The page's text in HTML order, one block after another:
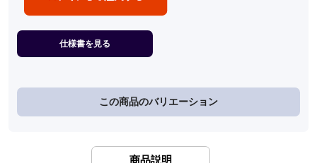
仕様書を見る
この商品のバリエーション
商品説明